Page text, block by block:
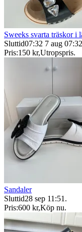
Sweeks svarta träskor i
Sluttid07:32 7 aug 07:32
Pris:150 kr,Utropspris.
Sandaler
Sluttid28 sep 11:51 .
Pris:600 kr,Köp nu.